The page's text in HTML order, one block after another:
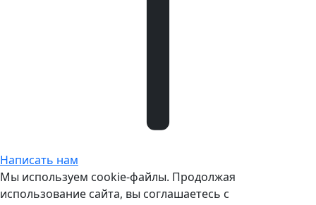
Написать нам
Мы используем cookie-файлы. Продолжая
использование сайта, вы соглашаетесь с